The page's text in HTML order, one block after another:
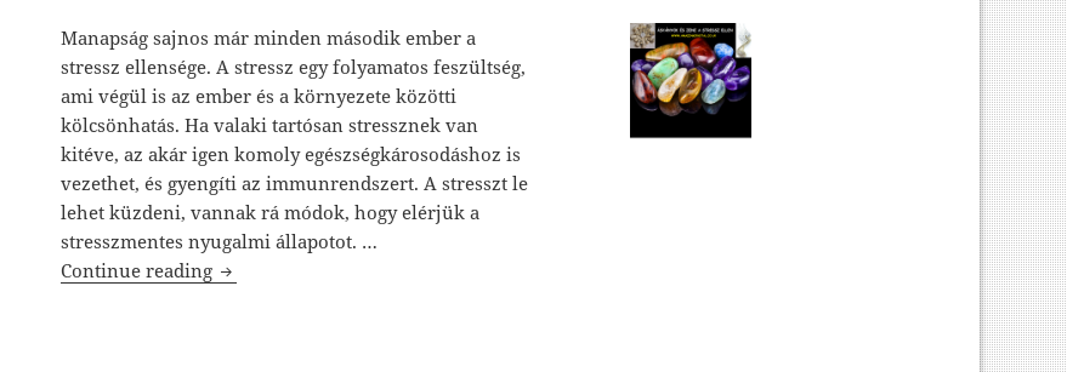
Manapság sajnos már minden második ember a
stressz ellensége. A stressz egy folyamatos feszültség,
ami végül is az ember és a környezete közötti
kölcsönhatás. Ha valaki tartósan stressznek van
kitéve, az akár igen komoly egészségkárosodáshoz is
vezethet, és gyengíti az immunrendszert. A stresszt le
lehet küzdeni, vannak rá módok, hogy elérjük a
stresszmentes nyugalmi állapotot. …
Continue reading Stressz leküzdése ásványokkal és zenével.